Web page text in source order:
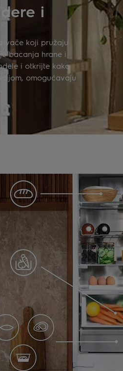
i
koji pružaju
bacanja hrane i
i otkrijte kako
omogućavaju